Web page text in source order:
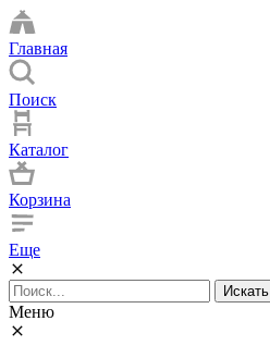
Главная
Поиск
Каталог
Корзина
Еще
Искать
Меню